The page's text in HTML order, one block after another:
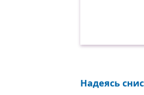
Надеясь